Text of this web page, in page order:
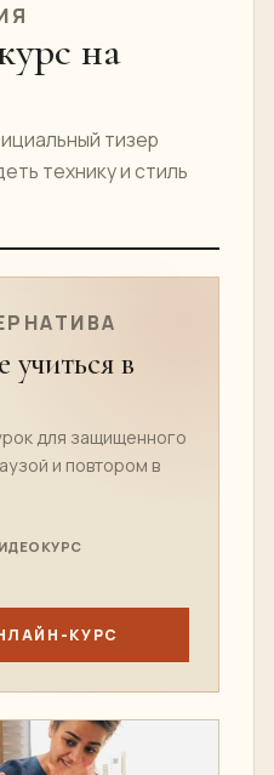
на
тизер
технику и стиль
учиться в
для защищенного
и повтором в
КУРС